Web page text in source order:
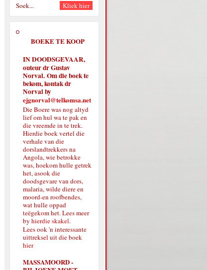
BOEKE TE KOOP
IN DOODSGEVAAR,
outeur dr Gustav
Norval. Om die boek te
bekom, kontak dr
Norval by
ejgnorval@telkomsa.net
Die Boere was nog altyd
lief om hul wa te pak en
die vreemde in te trek.
Hierdie boek vertel die
verhale van die
dorslandtrekkers na
Angola, wie betrokke
was, hoekom hulle getrek
het, asook die
doodsgevare van dors,
malaria, wilde diere en
moord-en roofbendes,
wat hulle oppad
teëgekom het. Lees meer
by hierdie skakel.
Lees ook 'n interessante
uittreksel uit die boek
hier
MASSAMOORD -